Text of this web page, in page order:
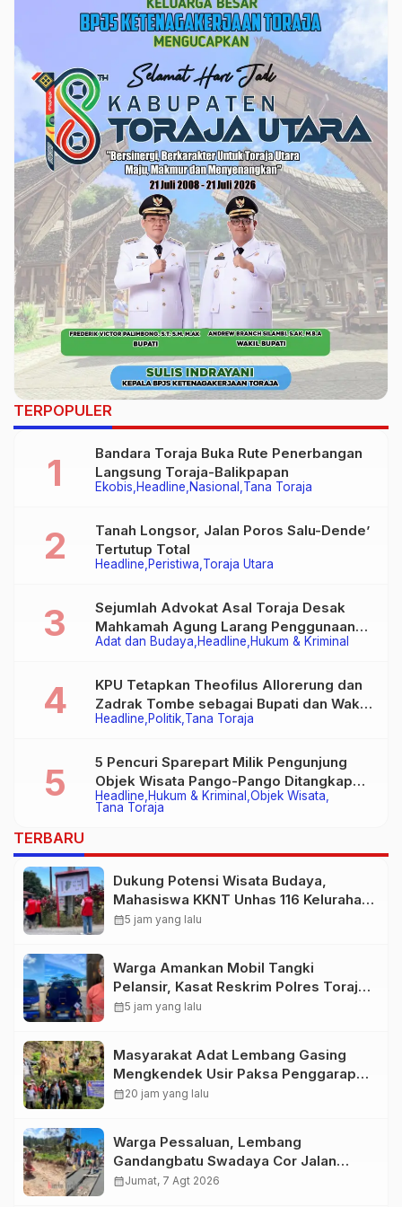
TERPOPULER
Ekobis Headline Nasional Tana Toraja
Bandara Toraja Buka Rute Penerbangan
Langsung Toraja-Balikpapan
Headline Peristiwa Toraja Utara
Tanah Longsor, Jalan Poros Salu-Dende’
Tertutup Total
Adat dan Budaya Headline Hukum & Kriminal
Sejumlah Advokat Asal Toraja Desak
Mahkamah Agung Larang Penggunaan
Alat Berat pada Eksekusi Rumah Adat
Headline Politik Tana Toraja
KPU Tetapkan Theofilus Allorerung dan
Zadrak Tombe sebagai Bupati dan Wakil
Bupati Tana Toraja Terpilih
Headline Hukum & Kriminal Objek Wisata
Tana Toraja
5 Pencuri Sparepart Milik Pengunjung
Objek Wisata Pango-Pango Ditangkap
Polisi
TERBARU
Dukung Potensi Wisata Budaya,
Mahasiswa KKNT Unhas 116 Kelurahan
Nonongan Utara Pasang Papan
calendar_month5 jam yang lalu
Warga Amankan Mobil Tangki
Pelansir, Kasat Reskrim Polres Toraja
Utara: Proses Hukum Berjalan
calendar_month5 jam yang lalu
Masyarakat Adat Lembang Gasing
Mengkendek Usir Paksa Penggarap
yang Rusak Kawasan Hutan
calendar_month20 jam yang lalu
Warga Pessaluan, Lembang
Gandangbatu Swadaya Cor Jalan
Kabupaten
calendar_monthJumat, 7 Agt 2026